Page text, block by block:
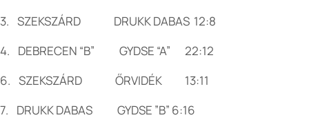
3. SZEKSZÁRD DRUKK DABAS 12:8
4. DEBRECEN “B” GYDSE “A” 22:12
6. SZEKSZÁRD ŐRVIDÉK 13:11
7. DRUKK DABAS GYDSE ”B” 6:16